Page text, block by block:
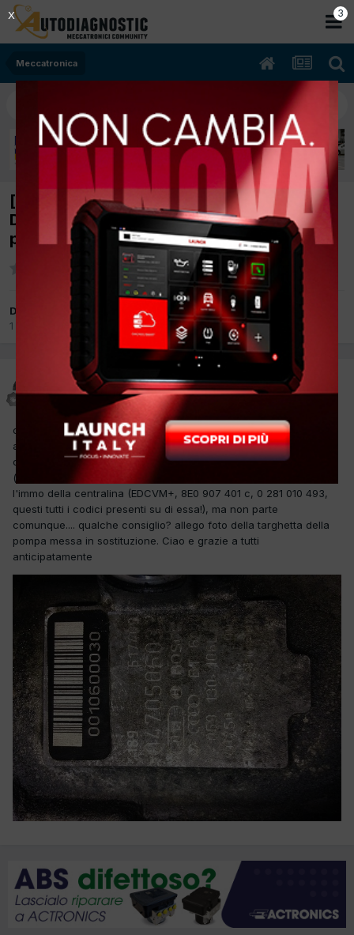
Meccatronica
[audi a4 quattro 11/2001 2500cc ake 132Kw
Diesel] si è spenta in marcia, sostituita
pompa iniezione ma ancora non parte.
Da damianospanu
1 Marzo 2014
Meccatronica
damianospanu
Inviato 1 Marzo 2014
ciao ho in officina una A4 con motore AKE si è lentamente
arrestata durante la marcia(non si è spenta bruscamente) , ho
cambiato la pompa iniezione con una derivata da un motore AFB
(in audi mi hanno detto che era fattibile) ho fatto scodificare
l'immo della centralina (EDCVM+, 8E0 907 401 c, 0 281 010 493,
questi tutti i codici presenti su di essa!), ma non parte
comunque.... qualche consiglio? allego foto della targhetta della
pompa messa in sostituzione. Ciao e grazie a tutti
anticipatamente
2
X